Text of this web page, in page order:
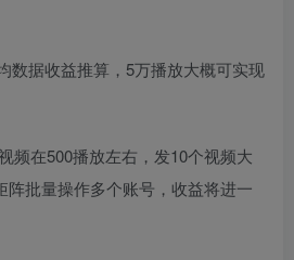
数据收益推算，5万播放大概可实现
频在500播放左右，发10个视频大
阵批量操作多个账号，收益将进一